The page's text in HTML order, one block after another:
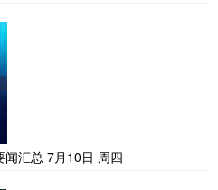
汇总 7月10日 周四